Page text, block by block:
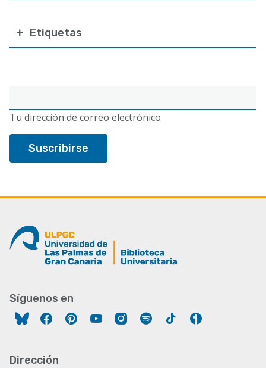
electrónico
Tu dirección de correo electrónico
Etiquetas
Síguenos en
FacebookPinterestYouTubeInstagram
Spotify Tiktok
Dirección